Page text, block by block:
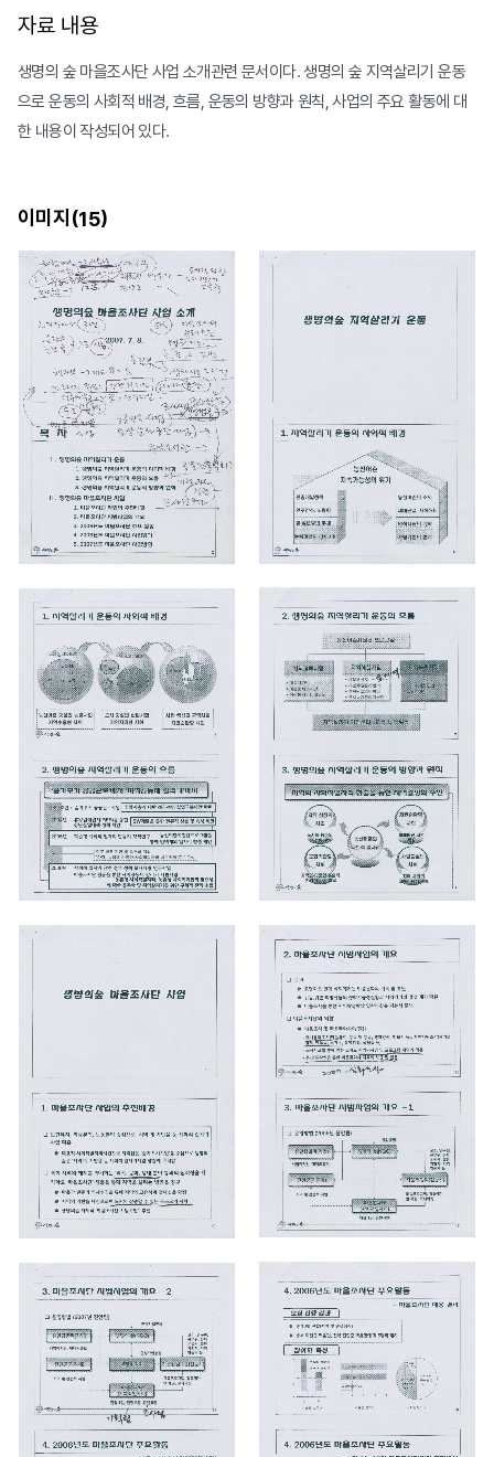
자료 내용
생명의 숲 마을조사단 사업 소개관련 문서이다. 생명의 숲 지역살리기 운동
으로 운동의 사회적 배경, 흐름, 운동의 방향과 원칙, 사업의 주요 활동에 대
한 내용이 작성되어 있다.
이미지(15)